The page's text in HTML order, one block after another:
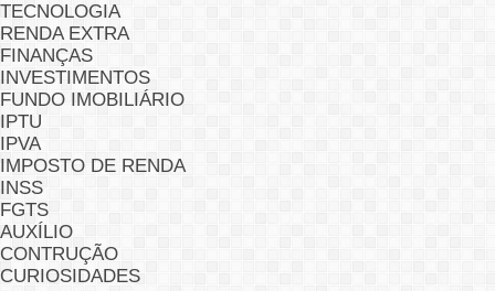
TECNOLOGIA
RENDA EXTRA
FINANÇAS
INVESTIMENTOS
FUNDO IMOBILIÁRIO
IPTU
IPVA
IMPOSTO DE RENDA
INSS
FGTS
AUXÍLIO
CONTRUÇÃO
CURIOSIDADES